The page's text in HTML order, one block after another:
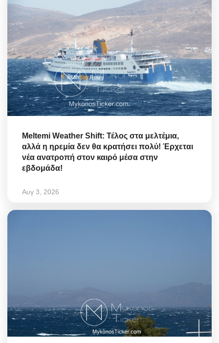
Meltemi Weather Shift: Τέλος στα μελτέμια,
αλλά η ηρεμία δεν θα κρατήσει πολύ! Έρχεται
νέα ανατροπή στον καιρό μέσα στην
εβδομάδα!
Αυγ 3, 2026